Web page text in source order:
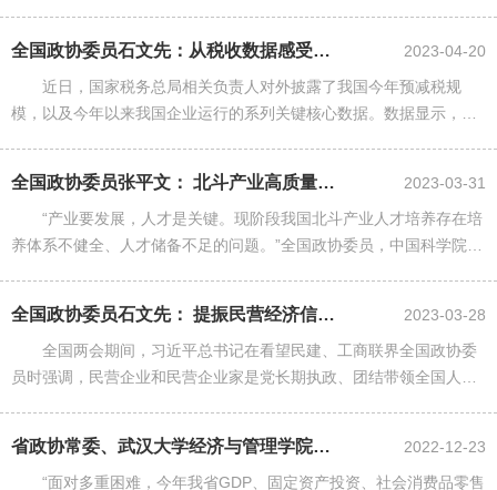
全国政协委员石文先：从税收数据感受中国经济的信心与底气
2023-04-20
近日，国家税务总局相关负责人对外披露了我国今年预减税规
模，以及今年以来我国企业运行的系列关键核心数据。数据显示，在
全国政协委员张平文： 北斗产业高质量发展亟须拔尖人才
2023-03-31
“产业要发展，人才是关键。现阶段我国北斗产业人才培养存在培
养体系不健全、人才储备不足的问题。”全国政协委员，中国科学院院
全国政协委员石文先： 提振民营经济信心需响鼓重锤
2023-03-28
全国两会期间，习近平总书记在看望民建、工商联界全国政协委
员时强调，民营企业和民营企业家是党长期执政、团结带领全国人民
省政协常委、武汉大学经济与管理学院教授邹薇： 牢牢把握“信心”“内需”...
2022-12-23
“面对多重困难，今年我省GDP、固定资产投资、社会消费品零售